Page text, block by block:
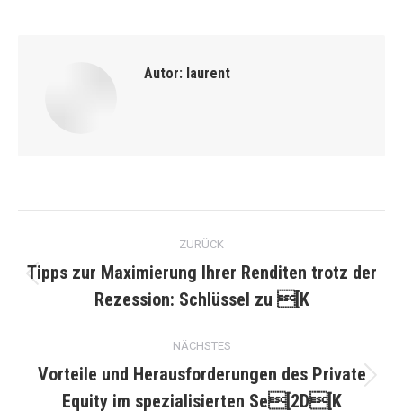
Autor: laurent
Kommentarnavigation
ZURÜCK
Beitrag:
Tipps zur Maximierung Ihrer Renditen trotz der
Rezession: Schlüssel zu [K
NÄCHSTES
Nächster
Beitrag:
Vorteile und Herausforderungen des Private
Equity im spezialisierten Se[2D[K